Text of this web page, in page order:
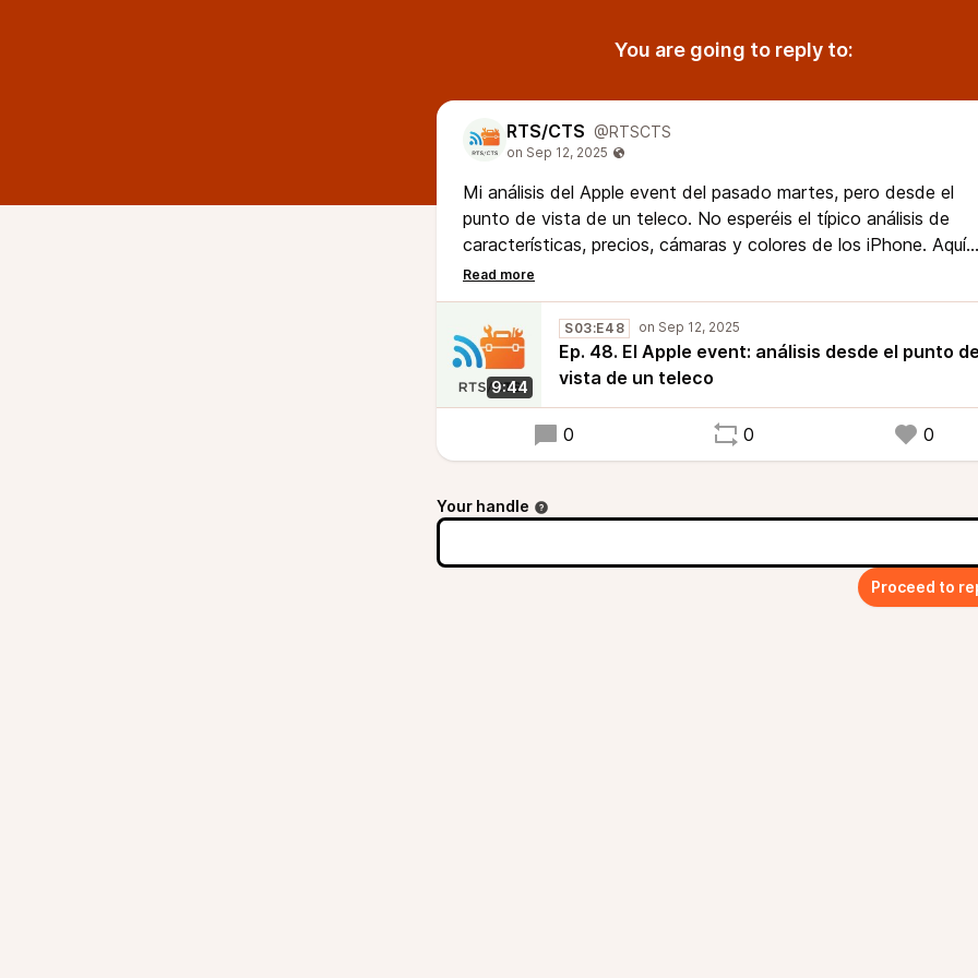
You are going to reply to:
RTS/CTS @RTSCTS
Mi análisis del Apple event del pasado martes, pero desde el
punto de vista de un teleco. No esperéis el típico análisis de
características, precios, cámaras y colores de los iPhone. Aquí
hemos venido a hablar de conectividad satelital, 5G, chips wifi
eSIMs...
9:44
S03:E48
Ep. 48. El Apple event: análisis desde el punto
vista de un teleco
0 0 0
Your handle
Proceed to